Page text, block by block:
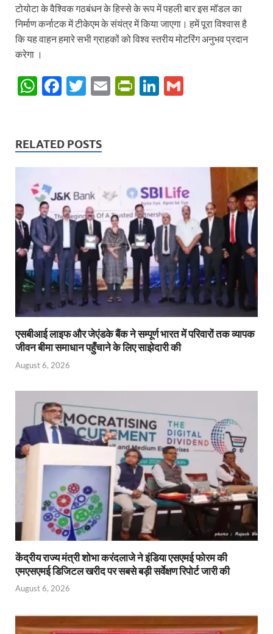
टोयोटा के वैश्विक गठबंधन के हिस्से के रूप में पहली बार इस मॉडल का
निर्माण कर्नाटक में टीकेएम के संयंत्र में किया जाएगा। हमें पूरा विश्वास है
कि यह वाहन हमारे सभी ग्राहकों को विश्व स्तरीय मोटरिंग अनुभव प्रदान
करेगा ।
W
s
A
p
p
F
b
k
T
er
E
P
n
dl
y
Li
n
RELATED POSTS
एसबीआई लाइफ और जेएंडके बैंक ने सम्पूर्ण भारत में परिवारों तक व्यापक
जीवन बीमा समाधान पहुँचाने के लिए साझेदारी की
August 6, 2026
केंद्रीय राज्य मंत्री शोभा करंदलाजे ने इंडिया एसएमई फोरम की
एमएसएमई डिजिटल खरीद पर सबसे बड़ी सर्वेक्षण रिपोर्ट जारी की
August 6, 2026